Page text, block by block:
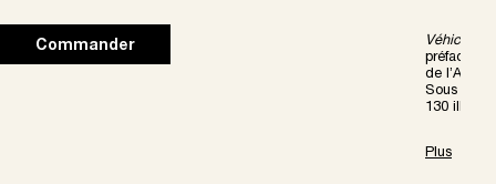
Commander Véhicules
préface de
de l’Art
Sous la
130
Plus